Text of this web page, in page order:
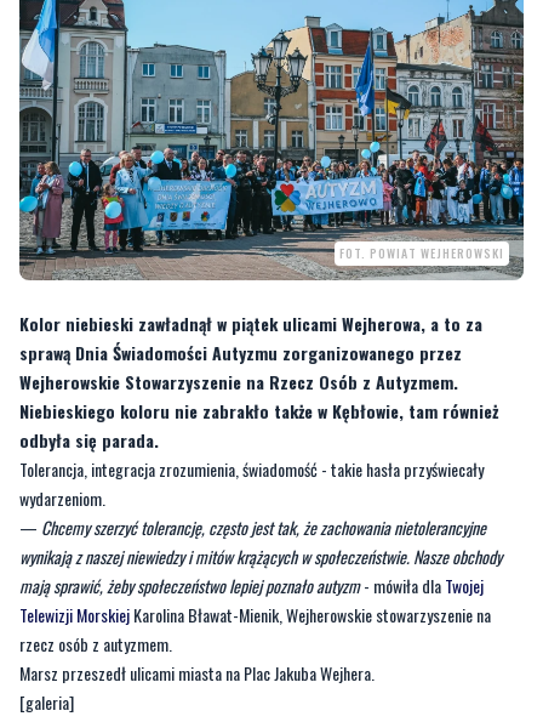
FOT. POWIAT WEJHEROWSKI
Kolor niebieski zawładnął w piątek ulicami Wejherowa, a to za
sprawą Dnia Świadomości Autyzmu zorganizowanego przez
Niebieskiego koloru nie zabrakło także w Kębłowie, tam również
odbyła się parada.
Tolerancja, integracja zrozumienia, świadomość - takie hasła przyświecały
wydarzeniom.
—Chcemy szerzyć tolerancję, często jest tak, że zachowania nietolerancyjne
wynikają z naszej niewiedzy i mitów krążących w społeczeństwie. Nasze obchody
mają sprawić, żeby społeczeństwo lepiej poznało autyzm
Telewizji MorskiejKarolina Bławat-Mienik, Wejherowskie stowarzyszenie na
rzecz osób z autyzmem.
Marsz przeszedł ulicami miasta na Plac Jakuba Wejhera.
[galeria]
Więcej na temat wydarzenia w materiale Twojej Telewizji Morskiej -
Kolor niebieski zawładnął ulicami Wejherowa.
Również w piątek niebieska parada wyruszyła spod Szkoły Podstawowej w